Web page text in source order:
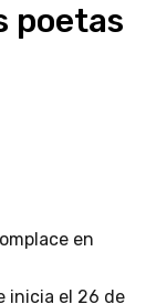
poetas
en
inicia el 26 de